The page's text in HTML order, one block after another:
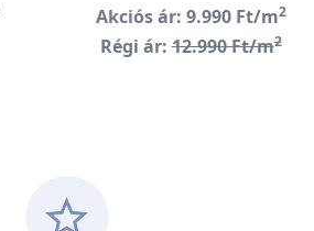
Akciós ár: 9.990 Ft/m2
Régi ár:12.990 Ft/m2